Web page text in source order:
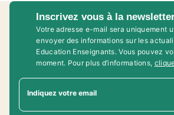
Inscrivez vous à la
Votre adresse e-mail sera uniquement
envoyer des informations sur les
Education Enseignants. Vous pouvez
moment. Pour plus d’informations,
Indiquez votre email